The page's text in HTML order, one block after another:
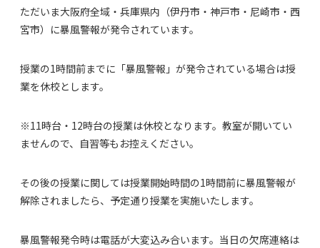
ただいま大阪府全域・兵庫県内（伊丹市・神戸市・尼崎市・西
宮市）に暴風警報が発令されています。
授業の1時間前までに「暴風警報」が発令されている場合は授
業を休校とします。
※11時台・12時台の授業は休校となります。教室が開いてい
ませんので、自習等もお控えください。
その後の授業に関しては授業開始時間の1時間前に暴風警報が
解除されましたら、予定通り授業を実施いたします。
暴風警報発令時は電話が大変込み合います。当日の欠席連絡は